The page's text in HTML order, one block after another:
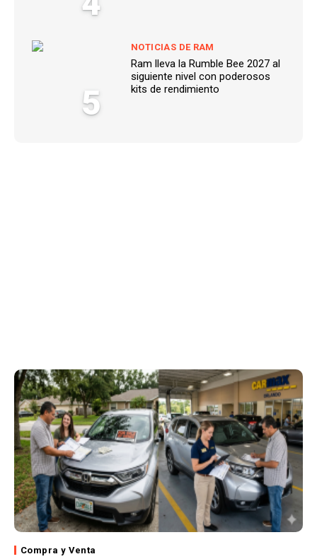
5
NOTICIAS DE RAM
Ram lleva la Rumble Bee 2027 al
siguiente nivel con poderosos
kits de rendimiento
Compra y Venta